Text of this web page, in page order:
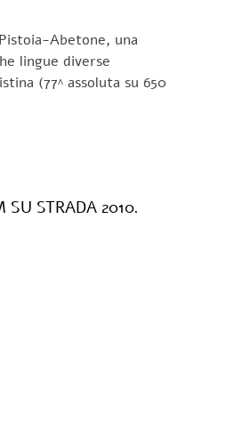
Abetone, una
lingue diverse
(77^ assoluta su 650
SU STRADA 2010.